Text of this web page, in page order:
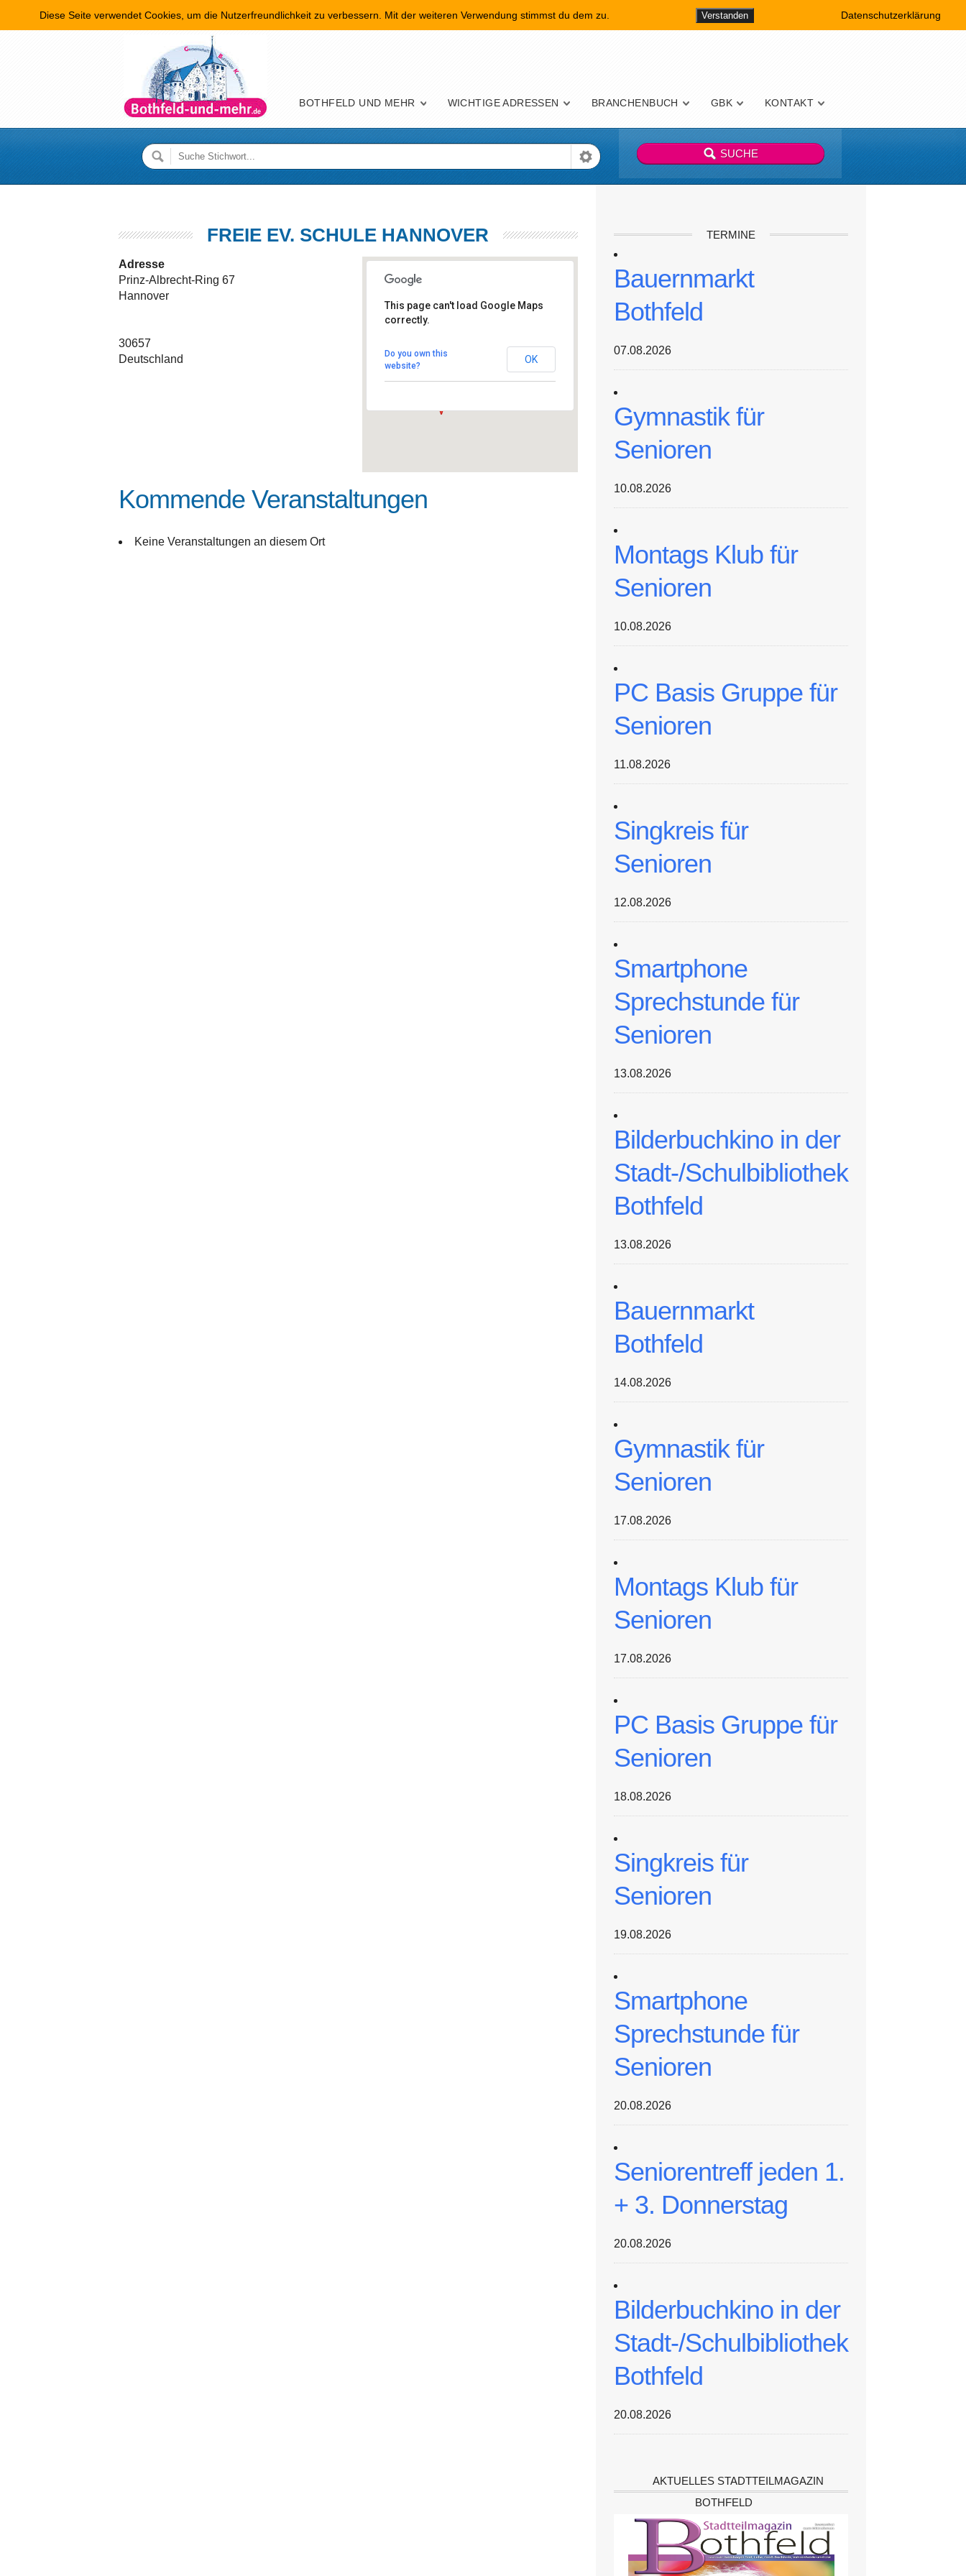
Hauptmenü
BOTHFELD UND MEHR WICHTIGE ADRESSEN BRANCHENBUCH GBK KONTAKT
FREIE EV. SCHULE HANNOVER
Hannover
Veranstaltungen
This page can't load Google Maps
correctly.
Do you own this
website?
OK
Adresse
Prinz-Albrecht-Ring 67
Hannover
30657
Deutschland
Kommende Veranstaltungen
Keine Veranstaltungen an diesem Ort
TERMINE
Bauernmarkt
Bothfeld
07.08.2026
Gymnastik für
Senioren
10.08.2026
Montags Klub für
Senioren
10.08.2026
PC Basis Gruppe für
Senioren
11.08.2026
Singkreis für
Senioren
12.08.2026
Smartphone
Sprechstunde für
Senioren
13.08.2026
Bilderbuchkino in der
Stadt-/Schulbibliothek
Bothfeld
13.08.2026
Bauernmarkt
Bothfeld
14.08.2026
Gymnastik für
Senioren
17.08.2026
Montags Klub für
Senioren
17.08.2026
PC Basis Gruppe für
Senioren
18.08.2026
Singkreis für
Senioren
19.08.2026
Smartphone
Sprechstunde für
Senioren
20.08.2026
Seniorentreff jeden 1.
+ 3. Donnerstag
20.08.2026
Bilderbuchkino in der
Stadt-/Schulbibliothek
Bothfeld
20.08.2026
AKTUELLES STADTTEILMAGAZIN
BOTHFELD
Diese Seite verwendet Cookies, um die Nutzerfreundlichkeit zu verbessern. Mit der weiteren Verwendung stimmst du dem zu. Verstanden Datenschutzerklärung